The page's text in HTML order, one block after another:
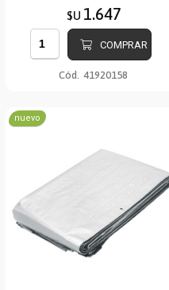
$U 1.647
COMPRAR
Cód. 41920158
nuevo